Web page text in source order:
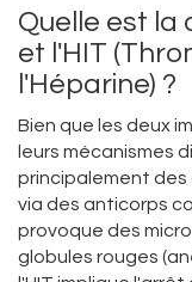
Quelle est la
et l'HIT
l'Héparine) ?
Bien que les deux
leurs mécanismes
principalement des
via des anticorps
provoque des
globules rouges